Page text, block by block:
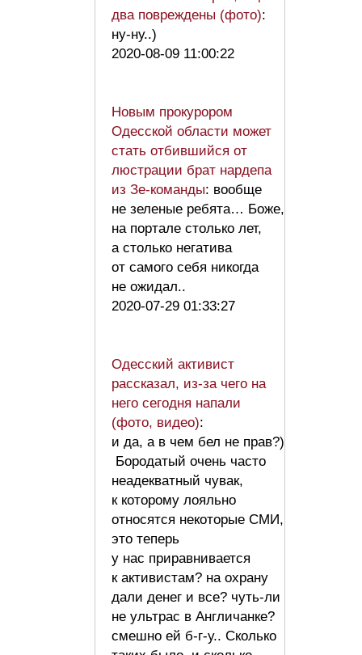
два повреждены (фото):
ну-ну..)
2020-08-09 11:00:22
Новым прокурором
Одесской области может
стать отбившийся от
люстрации брат нардепа
из Зе-команды: вообще
не зеленые ребята… Боже,
на портале столько лет,
а столько негатива
от самого себя никогда
не ожидал..
2020-07-29 01:33:27
Одесский активист
рассказал, из-за чего на
него сегодня напали
(фото, видео):
и да, а в чем бел не прав?)
Бородатый очень часто
неадекватный чувак,
к которому лояльно
относятся некоторые СМИ,
это теперь
у нас приравнивается
к активистам? на охрану
дали денег и все? чуть-ли
не ультрас в Англичанке?
смешно ей б-г-у.. Сколько